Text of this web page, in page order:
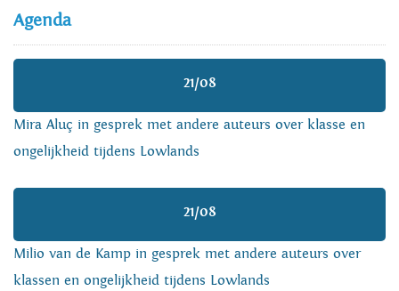
Agenda
21/08
Mira Aluç in gesprek met andere auteurs over klasse en
ongelijkheid tijdens Lowlands
21/08
Milio van de Kamp in gesprek met andere auteurs over
klassen en ongelijkheid tijdens Lowlands